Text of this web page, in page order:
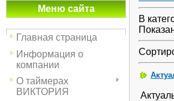
Меню сайта
Главная страница
Информация о
компании
О таймерах
ВИКТОРИЯ
В